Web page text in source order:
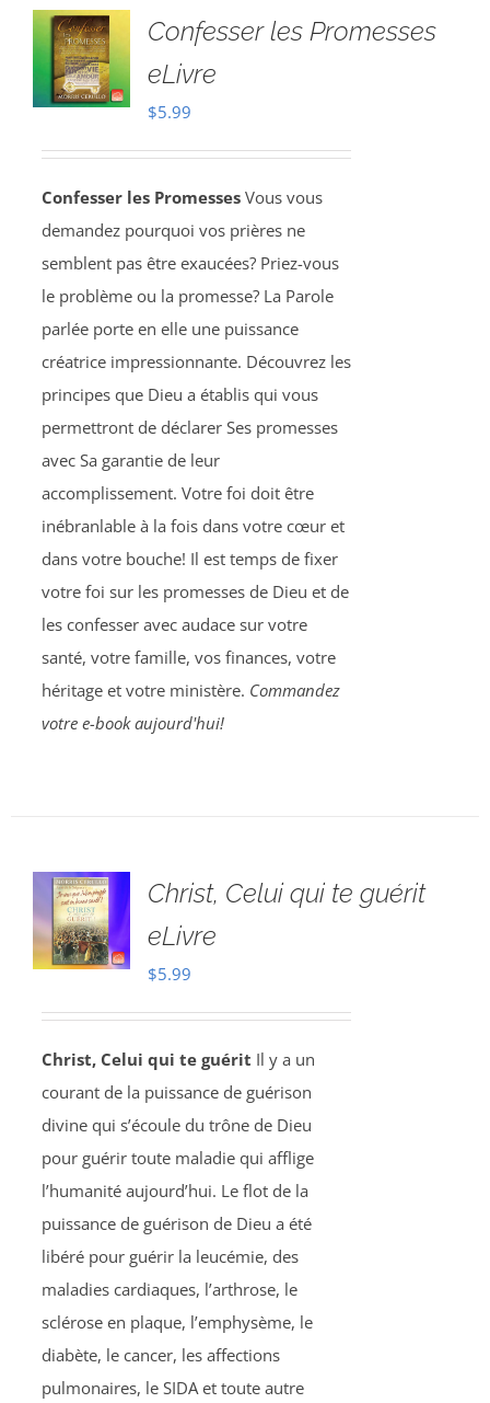
Confesser les Promesses
eLivre
$5.99
Confesser les Promesses Vous vous
demandez pourquoi vos prières ne
semblent pas être exaucées? Priez-vous
le problème ou la promesse? La Parole
parlée porte en elle une puissance
créatrice impressionnante. Découvrez les
principes que Dieu a établis qui vous
permettront de déclarer Ses promesses
avec Sa garantie de leur
accomplissement. Votre foi doit être
inébranlable à la fois dans votre cœur et
dans votre bouche! Il est temps de fixer
votre foi sur les promesses de Dieu et de
les confesser avec audace sur votre
santé, votre famille, vos finances, votre
héritage et votre ministère. Commandez
votre e-book aujourd'hui!
Christ, Celui qui te guérit
eLivre
$5.99
Christ, Celui qui te guérit Il y a un
courant de la puissance de guérison
divine qui s’écoule du trône de Dieu
pour guérir toute maladie qui afflige
l’humanité aujourd’hui. Le flot de la
puissance de guérison de Dieu a été
libéré pour guérir la leucémie, des
maladies cardiaques, l’arthrose, le
sclérose en plaque, l’emphysème, le
diabète, le cancer, les affections
pulmonaires, le SIDA et toute autre